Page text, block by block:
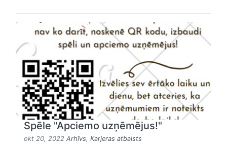
Spēle "Apciemo uzņēmējus!"
okt 20, 2022 Arhīvs, Karjeras atbalsts